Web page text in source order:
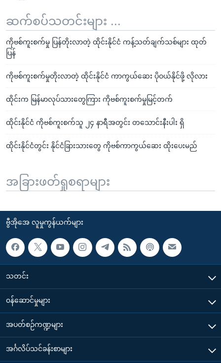
ဆက်စပ်သတင်းများ ...
ကိုဗစ်ကူးစက်မှု ပြန်တိုးလာတဲ့ ထိုင်းနိုင်ငံ ကန့်သတ်ချက်သစ်များ ထုတ်
ပြန်
ကိုဗစ်ကူးစက်မှုတိုးလာတဲ့ ထိုင်းနိုင်ငံ ကာကွယ်ဆေး ပိုဝယ်နိုင်ဖို့ လိုလား
ထိုင်းက မြန်မာလုပ်သားတွေကြား ကိုဗစ်ကူးစက်မှုမြင့်တက်
ထိုင်းနိုင်ငံ ကိုဗစ်ကူးစက်သူ ၂၄ နာရီအတွင်း တသောင်းနီးပါး ရှိ
ထိုင်းနိုင်ငံတွင်း နိုင်ငံခြားသားတွေ ကိုဗစ်ကာကွယ်ဆေး ထိုးပေးမည်
အခြားဖတ်ရှုစရာများ
ဗွီအိုအေ လူမှုကွန်ယက်များ
သတင်း
၀န်ဆောင်မှုများ
အပတ်စဉ်ကဏ္ဍများ
အင်္ဂလိပ်သင်ခန်းစာများ